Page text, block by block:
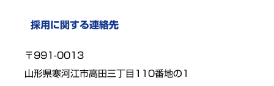
採用に関する連絡先
〒991-0013
山形県寒河江市高田三丁目110番地の1